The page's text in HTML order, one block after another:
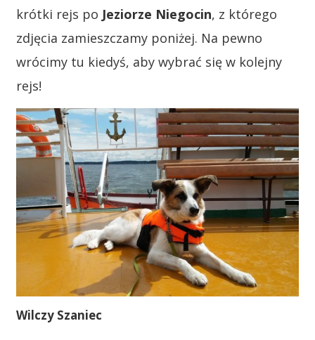
krótki rejs po Jeziorze Niegocin, z którego
zdjęcia zamieszczamy poniżej. Na pewno
wrócimy tu kiedyś, aby wybrać się w kolejny
rejs!
Wilczy Szaniec